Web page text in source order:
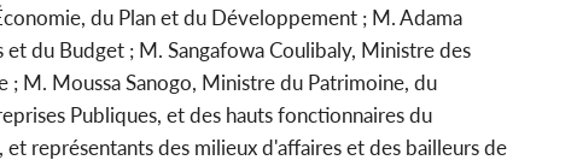
du Plan et du Développement ; M. Adama
du Budget ; M. Sangafowa Coulibaly, Ministre des
; M. Moussa Sanogo, Ministre du Patrimoine, du
Publiques, et des hauts fonctionnaires du
représentants des milieux d'affaires et des bailleurs de